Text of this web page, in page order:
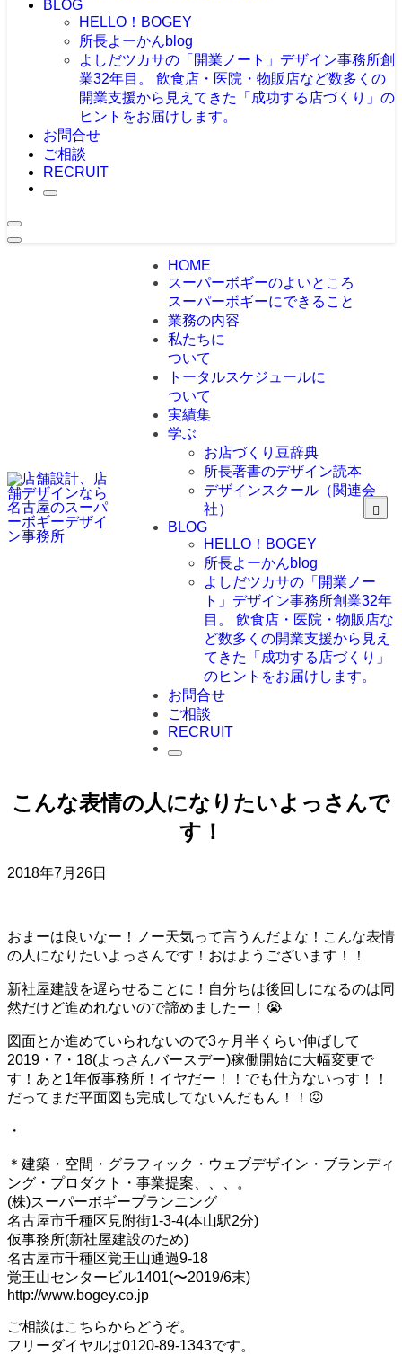
BLOG
HELLO！BOGEY
所長よーかんblog
よしだツカサの「開業ノート」 デザイン事務所創
業32年目。 飲食店・医院・物販店など数多くの
開業支援から見えてきた「成功する店づくり」の
ヒントをお届けします。
お問合せ
ご相談
RECRUIT
HOME
スーパーボギーのよいところ
スーパーボギーにできること
業務の内容
私たちに
ついて
トータルスケジュールに
ついて
実績集
学ぶ
お店づくり豆辞典
所長著書のデザイン読本
デザインスクール（関連会
社）
BLOG
HELLO！BOGEY
所長よーかんblog
よしだツカサの「開業ノー
ト」 デザイン事務所創業32年
目。 飲食店・医院・物販店な
ど数多くの開業支援から見え
てきた「成功する店づくり」
のヒントをお届けします。
お問合せ
ご相談
RECRUIT
こんな表情の人になりたいよっさんで
す！
2018年7月26日
おまーは良いなー！ノー天気って言うんだよな！こんな表情
の人になりたいよっさんです！おはようございます！！
新社屋建設を遅らせることに！自分ちは後回しになるのは同
然だけど進めれないので諦めましたー！😭
図面とか進めていられないので3ヶ月半くらい伸ばして
2019・7・18(よっさんバースデー)稼働開始に大幅変更で
す！あと1年仮事務所！イヤだー！！でも仕方ないっす！！
だってまだ平面図も完成してないんだもん！！😖
・
＊建築・空間・グラフィック・ウェブデザイン・ブランディ
ング・プロダクト・事業提案、、、。
(株)スーパーボギープランニング
名古屋市千種区見附街1-3-4(本山駅2分)
仮事務所(新社屋建設のため)
名古屋市千種区覚王山通過9-18
覚王山センタービル1401(〜2019/6末)
http://www.bogey.co.jp
ご相談はこちらからどうぞ。
フリーダイヤルは0120-89-1343です。